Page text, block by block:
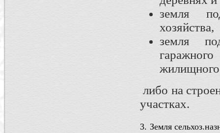
земля
хозяйства,
земля
жилищного
либо на
участках.
3. Земля